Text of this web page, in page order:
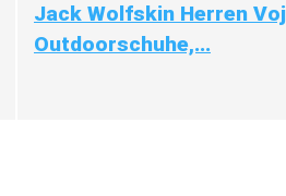
Jack Wolfskin Herren
Outdoorschuhe,...